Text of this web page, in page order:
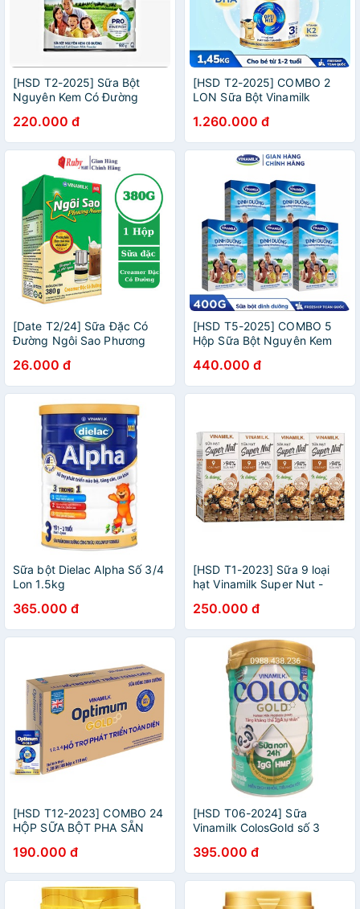
[HSD T2-2025] Sữa Bột
Nguyên Kem Có Đường
Thiếc 900g.
220.000 đ
[HSD T2-2025] COMBO 2
LON Sữa Bột Vinamilk
1450g.
1.260.000 đ
[Date T2/24] Sữa Đặc Có
Đường Ngôi Sao Phương
26.000 đ
[HSD T5-2025] COMBO 5
Hộp Sữa Bột Nguyên Kem
Dưỡng Hộp Giấy 400g.
440.000 đ
Sữa bột Dielac Alpha Số 3/4
Lon 1.5kg
365.000 đ
[HSD T1-2023] Sữa 9 loại
hạt Vinamilk Super Nut -
250.000 đ
[HSD T12-2023] COMBO 24
HỘP SỮA BỘT PHA SẴN
(OPTI MIX)
190.000 đ
[HSD T06-2024] Sữa
Vinamilk ColosGold số 3
395.000 đ